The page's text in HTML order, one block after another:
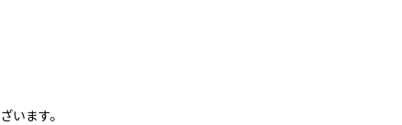
います。